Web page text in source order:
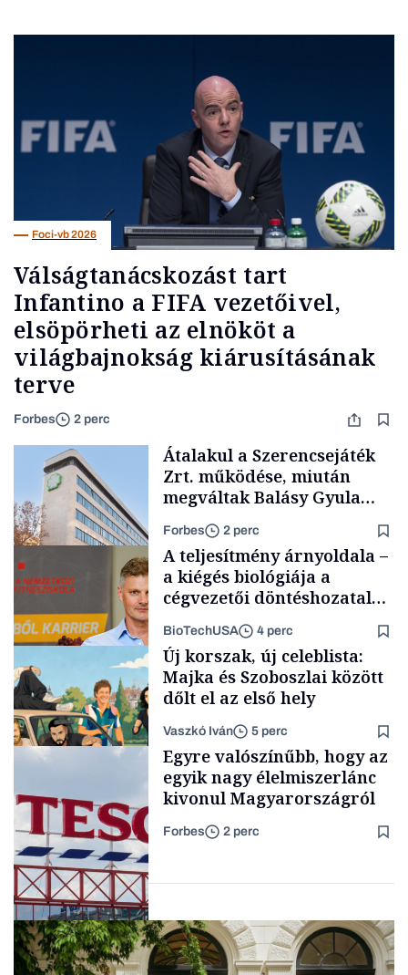
Foci-vb 2026
Válságtanácskozást tart
Infantino a FIFA vezetőivel,
elsöpörheti az elnököt a
világbajnokság kiárusításának
terve
Forbes 2 perc
Társadalom
Átalakul a Szerencsejáték
Zrt. működése, miután
megváltak Balásy Gyula
Forbes 2 perc
Content Lab HUB
A teljesítmény árnyoldala –
a kiégés biológiája a
cégvezetői döntéshozatal
BioTechUSA 4 perc
Lista
Új korszak, új celeblista:
Majka és Szoboszlai között
dőlt el az első hely
Vaszkó Iván 5 perc
Nemzetközi cégek
Egyre valószínűbb, hogy az
egyik nagy élelmiszerlánc
kivonul Magyarországról
Forbes 2 perc